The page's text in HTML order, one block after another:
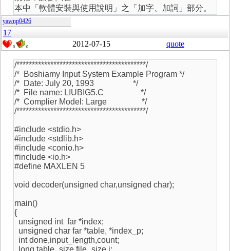
本中「軟體安裝與使用說明」之「加字、加詞」部分。
yawnp0426
17
0 0 2012-07-15 quote
/******************************************/
/* Boshiamy Input System Example Program */
/* Date: July 20, 1993 */
/* File name: LIUBIG5.C */
/* Complier Model: Large */
/******************************************/
#include <stdio.h>
#include <stdlib.h>
#include <conio.h>
#include <io.h>
#define MAXLEN 5
void decoder(unsigned char,unsigned char);
main()
{
unsigned int far *index;
unsigned char far *table, *index_p;
int done,input_length,count;